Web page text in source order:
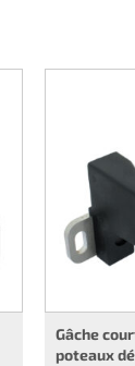
Gâche
poteaux